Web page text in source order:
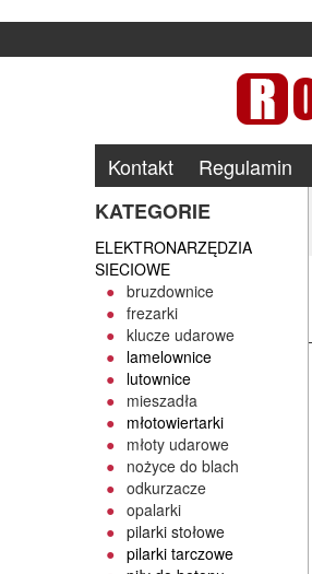
Kontakt Regulamin
KATEGORIE
ELEKTRONARZĘDZIA
SIECIOWE
bruzdownice
frezarki
klucze udarowe
lamelownice
lutownice
mieszadła
młotowiertarki
młoty udarowe
nożyce do blach
odkurzacze
opalarki
pilarki stołowe
pilarki tarczowe